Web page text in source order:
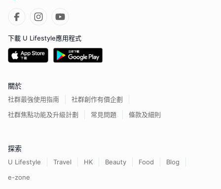
下載 U Lifestyle應用程式
關於
社群最強使用指南
社群創作有價企劃
社群焦點功能及升級計劃
常見問題 條款及細則
探索
U Lifestyle Travel HK Beauty Food
Blog
e-zone